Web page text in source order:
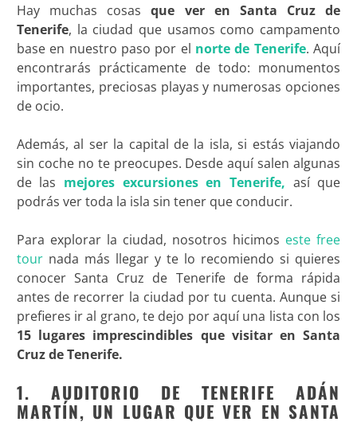
Hay muchas cosasque ver en Santa Cruz de
Tenerife, la ciudad que usamos como campamento
base en nuestro paso por el norte de Tenerife. Aquí
encontrarás prácticamente de todo: monumentos
importantes, preciosas playas y numerosas opciones
de ocio.
Además, al ser la capital de la isla, si estás viajando
sin coche no te preocupes. Desde aquí salen algunas
de las mejores excursiones en Tenerife, así que
podrás ver toda la isla sin tener que conducir.
Para explorar la ciudad, nosotros hicimos este free
tournada más llegar y te lo recomiendo si quieres
conocer Santa Cruz de Tenerife de forma rápida
antes de recorrer la ciudad por tu cuenta. Aunque si
prefieres ir al grano, te dejo por aquí una lista con los
15 lugares imprescindibles que visitar en Santa
Cruz de Tenerife.
1. AUDITORIO DE TENERIFE ADÁN
MARTÍN, UN LUGAR QUE VER EN SANTA